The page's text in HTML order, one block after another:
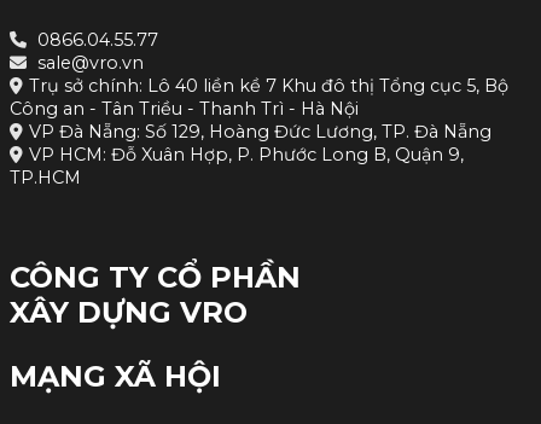
0866.04.55.77
sale@vro.vn
Trụ sở chính: Lô 40 liền kề 7 Khu đô thị Tổng cục 5, Bộ
Công an - Tân Triều - Thanh Trì - Hà Nội
VP Đà Nẵng: Số 129, Hoàng Đức Lương, TP. Đà Nẵng
VP HCM: Đỗ Xuân Hợp, P. Phước Long B, Quận 9,
TP.HCM
CÔNG TY CỔ PHẦN
XÂY DỰNG VRO
MẠNG XÃ HỘI